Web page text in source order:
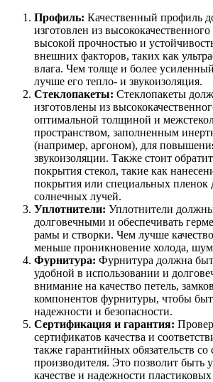
Профиль: Качественный профиль
изготовлен из
высокой прочностью и
внешних факторов, таких как
влага. Чем толще и более
лучше его тепло- и звукоизоляция.
Стеклопакеты: Стеклопакеты
изготовлены из
оптимальной толщиной и
пространством, заполненным
(например, аргоном), для
звукоизоляции. Также стоит
покрытия стекол, такие как
покрытия или специальных пленок
солнечных лучей.
Уплотнители: Уплотнители
долговечными и обеспечивать
рамы и створки. Чем лучше
меньше проникновение холода,
Фурнитура: Фурнитура должна
удобной в использовании и
внимание на качество петель,
компонентов фурнитуры, чтобы
надежности и безопасности.
Сертификация и гарантия:
сертификатов качества и
также гарантийных обязательств со
производителя. Это позволит быть
качестве и надежности